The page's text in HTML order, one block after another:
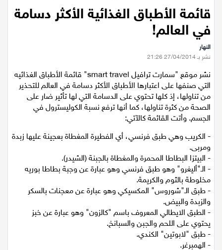
دير حنا
سخنين
عرابة
اخبار عالمية
رياضة
رياضة محلية
رياضة عالمية
تقارير خاصة
اقتصاد
قائمة الأطباق الغذائية الأكثر دسامة
في العالم!
النهار
نشر موقع "سمارت ترافيل smart travel" قائمة الأطباق الغذائيه
التي صنفها على اعتبارها الأطباق الأكثر دسامة في العالم للتحذير
من تناولها، إذ كلها تحتوي على الدسامة التي لها تأثير ضار على
الصحة من كثرة تناولها، كما أنها ترفع نسبة الكوليسترول في
- الكريب وهي طبق فرنسي، أي الفطيرة المغطاة بعجينة عليها زبدة
ومربى.
- البيتزا البطاطا المحمرة والمغطاة بالجبنة (الشيدر).
- الـ"أليغرو" وهو طبق فرنسي وهو عبارة عن وجبة بطاطا بوريه
مخلوطة بالثوم والكريمة.
- طبق الـ"شوروس" المكسيكي وهو عبارة عن معجنات بالسكر
والزبدة والبيض.
- الطبق الايطالي المعروف باسم "كالزون" وهو عبارة عن خبز
يحتوي على اللحم والجبن والسبانخ.
- طبق "لابوتين" الكندي.